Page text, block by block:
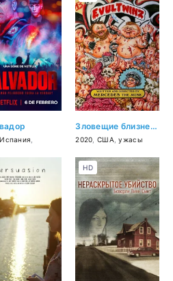
Испания
Зловещие близнецы
2020 США ,ужасы
HD